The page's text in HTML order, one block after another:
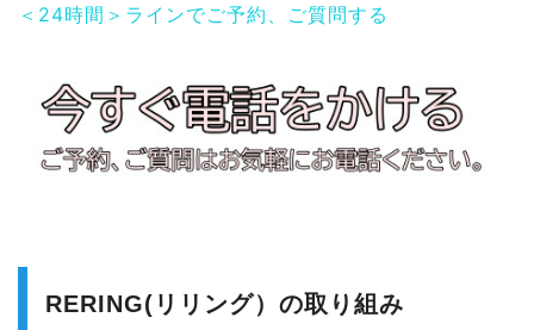
＜24時間＞ラインでご予約、ご質問する
RERING(リリング）の取り組み